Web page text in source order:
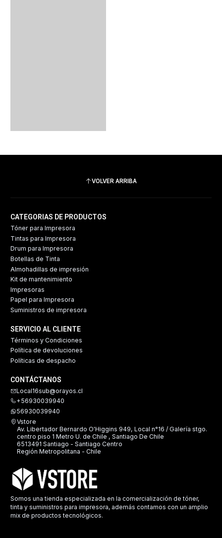
VOLVER ARRIBA
CATEGORIAS DE PRODUCTOS
Tóner para Impresora
Tintas para Impresora
Drum para Impresora
Botellas de Tinta
Almohadillas de impresión
Kit de mantenimiento
Impresoras
Papel para Impresora
Suministros de impresora
SERVICIO AL CLIENTE
Términos y Condiciones
Política de devoluciones
Políticas de despacho
CONTÁCTANOS
Local16sub@orayos.cl
+56930039940
56930039940
Vstore
Av. Libertador Bernardo O'Higgins 949, Local n°16 / Galería stgo.
centro piso 1 Metro U. de Chile , Santiago De Chile
6513491 Santiago - Santiago Centro
Región Metropolitana - Chile
Somos una tienda especializada en la comercialización de tóner,
tinta y suministros para impresora, además contamos con un amplio
mix de productos tecnológicos.